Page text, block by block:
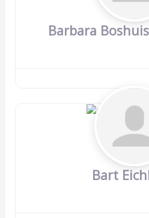
Barbara
Bart